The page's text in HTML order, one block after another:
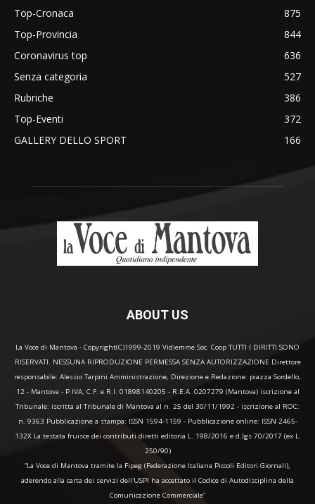
Top-Cronaca
875
Top-Provincia
844
Coronavirus top
636
Senza categoria
527
Rubriche
386
Top-Eventi
372
GALLERY DELLO SPORT
166
ABOUT US
La Voce di Mantova - Copyright(C)1999-2019 Vidiemme Soc. Coop TUTTI I DIRITTI SONO
RISERVATI. NESSUNA RIPRODUZIONE PERMESSA SENZA AUTORIZZAZIONE Direttore
responsabile: Alessio Tarpini Amministrazione, Direzione e Redazione: piazza Sordello,
12 - Mantova - P.IVA, C.F. e R.I. 01898140205 - R.E.A. 0207279 (Mantova) iscrizione al
Tribunale: iscritta al Tribunale di Mantova al n. 25 del 30/11/1992 - iscrizione al ROC:
n. 9363 Pubblicazione a stampa: ISSN 1594-1159 - Pubblicazione online: ISSN 2465-
132X La testata fruisce dei contributi diretti editoria L. 198/2016 e d.lgs 70/2017 (ex L.
250/90)
“La Voce di Mantova tramite la Fipeg (Federazione Italiana Piccoli Editori Giornali),
aderendo alla carta dei servizi dell'USPI ha accettato il Codice di Autodisciplina della
Comunicazione Commerciale"